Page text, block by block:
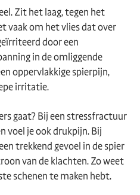
Zit het laag, tegen het
vaak om het vlies dat over
door een
in de omliggende
oppervlakkige spierpijn,
irritatie.
gaat? Bij een stressfractuur
voel je ook drukpijn. Bij
trekkend gevoel in de spier
van de klachten. Zo weet
schenen te maken hebt.